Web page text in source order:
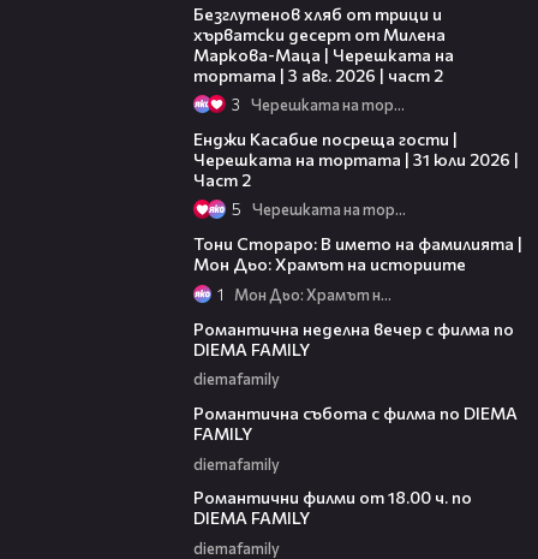
Безглутенов хляб от трици и
хърватски десерт от Милена
Маркова-Маца | Черешката на
тортата | 3 авг. 2026 | част 2
3 Черешката на тортата
Енджи Касабие посреща гости |
Черешката на тортата | 31 юли 2026 |
Част 2
5 Черешката на тортата
Тони Стораро: В името на фамилията |
Мон Дьо: Храмът на историите
1 Мон Дьо: Храмът на историите
Романтична неделна вечер с филма по
DIEMA FAMILY
diemafamily
Романтична събота с филма по DIEMA
FAMILY
diemafamily
Романтични филми от 18.00 ч. по
DIEMA FAMILY
diemafamily